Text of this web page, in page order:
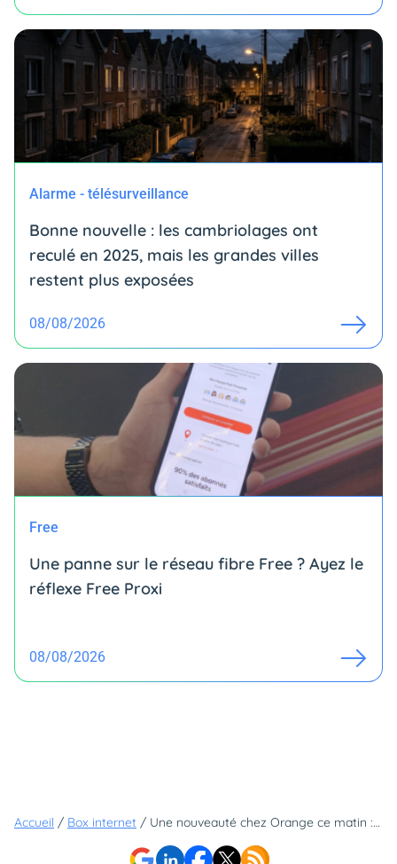
Alarme - télésurveillance
Bonne nouvelle : les cambriolages ont
reculé en 2025, mais les grandes villes
restent plus exposées
08/08/2026
Free
Une panne sur le réseau fibre Free ? Ayez le
réflexe Free Proxi
08/08/2026
Accueil / Box internet / Une nouveauté chez Orange ce matin : une remise surprise de 10€ sur cette offre Livebox